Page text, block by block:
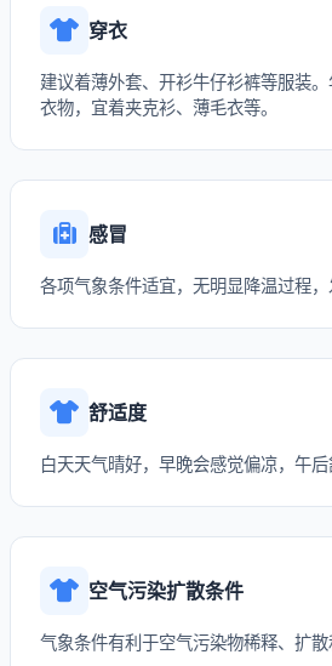
穿衣
建议着薄外套、开衫牛仔衫裤等服装
衣物，宜着夹克衫、薄毛衣等。
感冒
各项气象条件适宜，无明显降温过程，
舒适度
白天天气晴好，早晚会感觉偏凉，午后
空气污染扩散条件
气象条件有利于空气污染物稀释、扩散